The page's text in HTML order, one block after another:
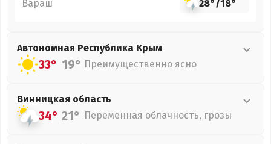
Вараш 28°/18°
Автономная Республика Крым
33° 19° Преимущественно ясно
Винницкая область
34° 21° Переменная облачность, грозы